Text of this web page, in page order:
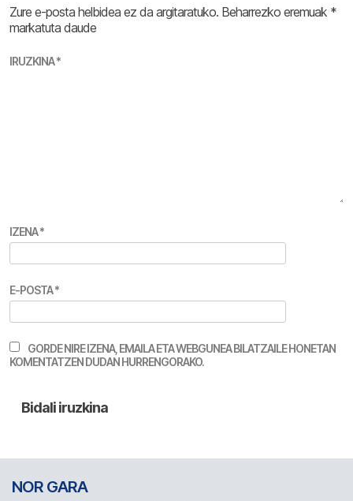
Zure e-posta helbidea ez da argitaratuko. Beharrezko eremuak *
markatuta daude
IRUZKINA*
IZENA*
E-POSTA*
GORDE NIRE IZENA, EMAILA ETA WEBGUNEA BILATZAILE HONETAN
KOMENTATZEN DUDAN HURRENGORAKO.
NOR GARA